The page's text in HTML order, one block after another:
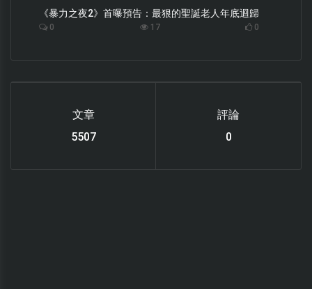
《暴力之夜2》首曝預告：最狠的聖誕老人年底迴歸
0 17 0
文章
6119
評論
0